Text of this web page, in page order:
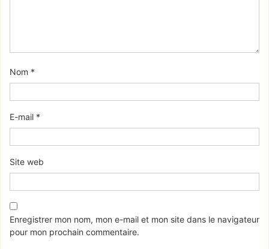
Nom *
E-mail *
Site web
Enregistrer mon nom, mon e-mail et mon site dans le navigateur
pour mon prochain commentaire.